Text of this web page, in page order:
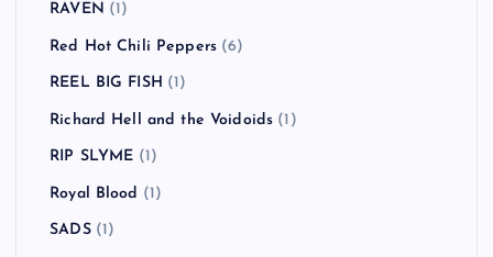
RAVEN (1)
Red Hot Chili Peppers (6)
REEL BIG FISH (1)
Richard Hell and the Voidoids (1)
RIP SLYME (1)
Royal Blood (1)
SADS(1)